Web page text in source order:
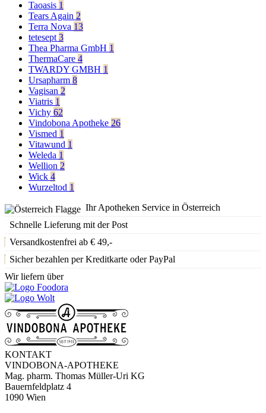
Taoasis 1
Tears Again 2
Terra Nova 13
tetesept 3
Thea Pharma GmbH 1
ThermaCare 4
TWARDY GMBH 1
Ursapharm 8
Vagisan 2
Viatris 1
Vichy 62
Vindobona Apotheke 26
Vismed 1
Vitawund 1
Weleda 1
Wellion 2
Wick 4
Wurzeltod 1
Ihr Apotheken Service in Österreich
Schnelle Lieferung mit der Post
Versandkostenfrei ab € 49,-
Sicher bezahlen per Kreditkarte oder PayPal
Wir liefern über
KONTAKT
VINDOBONA-APOTHEKE
Mag. pharm. Thomas Müller-Uri KG
Bauernfeldplatz 4
1090 Wien